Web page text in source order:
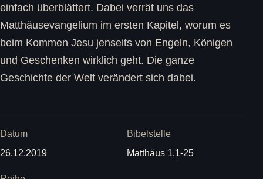
einfach überblättert. Dabei verrät uns das
Matthäusevangelium im ersten Kapitel, worum es
beim Kommen Jesu jenseits von Engeln, Königen
und Geschenken wirklich geht. Die ganze
Geschichte der Welt verändert sich dabei.
Datum
26.12.2019
Bibelstelle
Matthäus 1,1-25